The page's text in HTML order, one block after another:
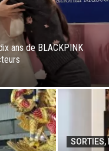
ans de BLACKPINK
SORTIES,